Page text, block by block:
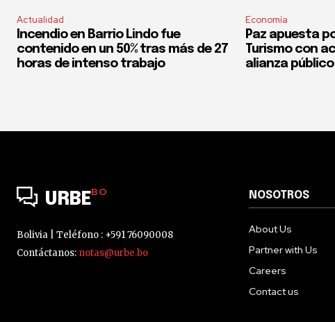
Actualidad
Incendio en Barrio Lindo fue
contenido en un 50% tras más de 27
horas de intenso trabajo
Economía
Paz apuesta
Turismo con
alianza
URBEBO
Bolivia | Teléfono : +591 76090008
Contáctanos: notas@urbe.bo
NOSOTROS
About Us
Partner with Us
Careers
Contact us